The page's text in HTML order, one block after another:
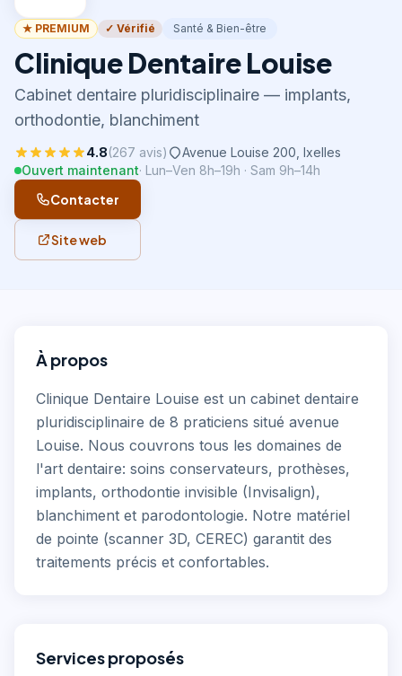
★ PREMIUM ✓ Vérifié Santé & Bien-être
Clinique Dentaire Louise
Cabinet dentaire pluridisciplinaire — implants,
orthodontie, blanchiment
4.8(267 avis) Avenue Louise 200 Ixelles
Ouvert maintenant· Lun–Ven 8h–19h · Sam 9h–14h
Contacter
Site web
À propos
Clinique Dentaire Louise est un cabinet dentaire
pluridisciplinaire de 8 praticiens situé avenue
Louise. Nous couvrons tous les domaines de
l'art dentaire: soins conservateurs, prothèses,
implants, orthodontie invisible (Invisalign),
blanchiment et parodontologie. Notre matériel
de pointe (scanner 3D, CEREC) garantit des
traitements précis et confortables.
Services proposés